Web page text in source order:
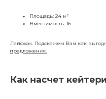
Площадь: 24 м²
Вместимость: 16
Лайфхак. Подскажем Вам как
предложения.
Как насчет